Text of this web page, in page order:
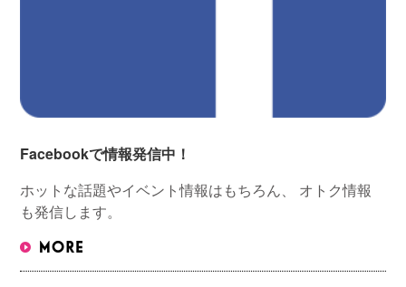
Facebookで情報発信中！
ホットな話題やイベント情報はもちろん、 オトク情報
も発信します。